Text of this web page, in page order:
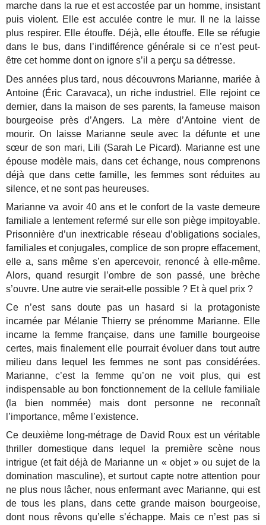
marche dans la rue et est accostée par un homme, insistant
puis violent. Elle est acculée contre le mur. Il ne la laisse
plus respirer. Elle étouffe. Déjà, elle étouffe. Elle se réfugie
dans le bus, dans l’indifférence générale si ce n’est peut-
être cet homme dont on ignore s’il a perçu sa détresse.
Des années plus tard, nous découvrons Marianne, mariée à
Antoine (Éric Caravaca), un riche industriel. Elle rejoint ce
dernier, dans la maison de ses parents, la fameuse maison
bourgeoise près d’Angers. La mère d’Antoine vient de
mourir. On laisse Marianne seule avec la défunte et une
sœur de son mari, Lili (Sarah Le Picard). Marianne est une
épouse modèle mais, dans cet échange, nous comprenons
déjà que dans cette famille, les femmes sont réduites au
silence, et ne sont pas heureuses.
Marianne va avoir 40 ans et le confort de la vaste demeure
familiale a lentement refermé sur elle son piège impitoyable.
Prisonnière d’un inextricable réseau d’obligations sociales,
familiales et conjugales, complice de son propre effacement,
elle a, sans même s’en apercevoir, renoncé à elle-même.
Alors, quand resurgit l’ombre de son passé, une brèche
s’ouvre. Une autre vie serait-elle possible ? Et à quel prix ?
Ce n’est sans doute pas un hasard si la protagoniste
incarnée par Mélanie Thierry se prénomme Marianne. Elle
incarne la femme française, dans une famille bourgeoise
certes, mais finalement elle pourrait évoluer dans tout autre
milieu dans lequel les femmes ne sont pas considérées.
Marianne, c’est la femme qu’on ne voit plus, qui est
indispensable au bon fonctionnement de la cellule familiale
(la bien nommée) mais dont personne ne reconnaît
l’importance, même l’existence.
Ce deuxième long-métrage de David Roux est un véritable
thriller domestique dans lequel la première scène nous
intrigue (et fait déjà de Marianne un « objet » ou sujet de la
domination masculine), et surtout capte notre attention pour
ne plus nous lâcher, nous enfermant avec Marianne, qui est
de tous les plans, dans cette grande maison bourgeoise,
dont nous rêvons qu’elle s’échappe. Mais ce n’est pas si